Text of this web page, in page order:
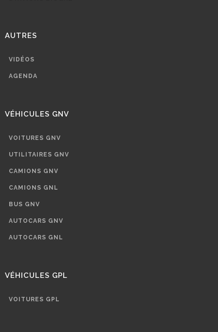
AUTRES
VIDÉOS
AGENDA
VÉHICULES GNV
VOITURES GNV
UTILITAIRES GNV
CAMIONS GNV
CAMIONS GNL
BUS GNV
AUTOCARS GNV
AUTOCARS GNL
VÉHICULES GPL
VOITURES GPL